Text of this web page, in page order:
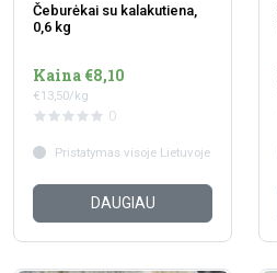
Čeburėkai su kalakutiena,
0,6 kg
Kaina €8,10
€13,50/kg
0
Pristatymas visoje Lietuvoje
DAUGIAU